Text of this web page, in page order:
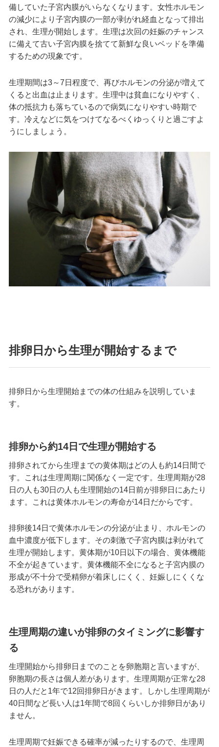
備していた子宮内膜がいらなくなります。女性ホルモン
の減少により子宮内膜の一部が剥がれ経血となって排出
され、生理が開始します。生理は次回の妊娠のチャンス
に備えて古い子宮内膜を捨てて新鮮な良いベッドを準備
するための現象です。
生理期間は3～7日程度で、再びホルモンの分泌が増えて
くると出血は止まります。生理中は貧血になりやすく、
体の抵抗力も落ちているので病気になりやすい時期で
す。冷えなどに気をつけてなるべくゆっくりと過ごすよ
うにしましょう。
排卵日から生理が開始するまで
排卵日から生理開始までの体の仕組みを説明していま
す。
排卵から約14日で生理が開始する
排卵されてから生理までの黄体期はどの人も約14日間で
す。これは生理周期に関係なく一定です。生理周期が28
日の人も30日の人も生理開始の14日前が排卵日にあたり
ます。これは黄体ホルモンの寿命が14日だからです。
排卵後14日で黄体ホルモンの分泌が止まり、ホルモンの
血中濃度が低下します。その刺激で子宮内膜は剥がれて
生理が開始します。黄体期が10日以下の場合、黄体機能
不全が起きています。黄体機能不全になると子宮内膜の
形成が不十分で受精卵が着床しにくく、妊娠しにくくな
る恐れがあります。
生理周期の違いが排卵のタイミングに影響す
る
生理開始から排卵日までのことを卵胞期と言いますが、
卵胞期の長さは個人差があります。生理周期が正常な28
日の人だと1年で12回排卵日がきます。しかし生理周期が
40日間など長い人は1年間で8回くらいしか排卵日があり
ません。
生理周期で妊娠できる確率が減ったりするので、生理周